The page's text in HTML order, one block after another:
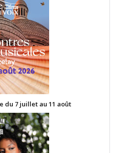
du 7 juillet au 11 août